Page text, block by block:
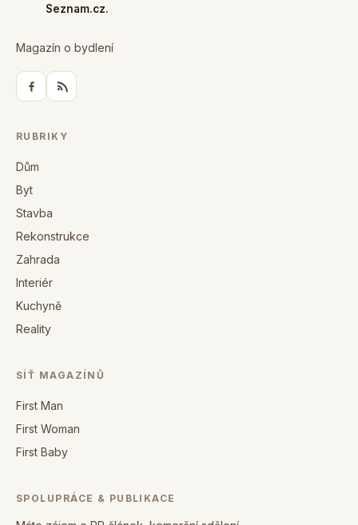
Seznam.cz.
Magazín o bydlení
RUBRIKY
Dům
Byt
Stavba
Rekonstrukce
Zahrada
Interiér
Kuchyně
Reality
SÍŤ MAGAZÍNŮ
First Man
First Woman
First Baby
SPOLUPRÁCE & PUBLIKACE